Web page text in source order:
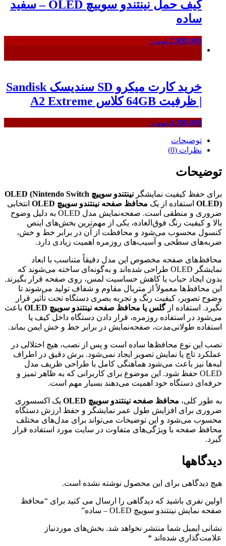
کیف حمل نینتندو سوییچ OLED – سفید
ساده
2,900,000 تومان
خرید کارت میکرو SD سندیسک Sandisk
| ظرفیت 64GB کلاس A2 Extreme
4,200,000 تومان
توضیحات
نظرات (0)
توضیحات
برای حفظ کیفیت نمایشگر
نینتندو سوییچ OLED (Nintendo Switch
OLED) استفاده از یک محافظ صفحه نینتندو سوییچ OLED
انتخابی
ضروری و منطقی است. صفحه‌نمایش مدل OLED به دلیل وضوح
بالا و کیفیت رنگ فوق‌العاده، یکی از مهم‌ترین بخش‌های اینص
کنسول محسوب می‌شود و محافظت از آن در برابر خط و خش،
ضربه‌های سطحی و آسیب‌های روزمره اهمیت زیادی دارد.
محافظ‌های صفحه مخصوص این مدل دقیقاً متناسب با ابعاد
نمایشگر OLED طراحی شده‌اند و به‌گونه‌ای ساخته می‌شوند که
بدون ایجاد حباب یا کاهش حساسیت لمس، روی صفحه قرار بگیرند.
این محافظ‌ها معمولاً از متریال مقاوم و شفاف تولید می‌شوند تا
وضوح تصویر، کیفیت رنگ و تجربه بصری دستگاه تحت تأثیر قرار
نگیرد. استفاده ازگلس یا محافظ صفحه نینتندو سوییچ OLED
باعث
می‌شود در استفاده روزمره، قرار دادن دستگاه داخل کیف یا
استفاده طولانی‌مدت، صفحه‌نمایش در برابر خط و خش ایمن بماند.
نصب این نوع محافظ‌ها ساده است و پس از نصب، هیچ اختلالی در
عملکرد تاچ یا نمایش تصویر ایجاد نمی‌شود. برش دقیق در اطراف
لبه‌ها نیز باعث می‌شود هماهنگی کامل با طراحی ظریف مدل
OLED حفظ شود. این موضوع برای کاربرانی که به ظاهر تمیز و
حرفه‌ای دستگاه خود اهمیت می‌دهند بسیار مهم است.
به طور کلی، محافظ صفحه نینتندو سوییچ OLED
یک اکسسوری
ضروری برای افزایش طول عمر نمایشگر و حفظ ارزش دستگاه
محسوب می‌شود و این توضیحات می‌تواند برای مدل‌های مختلف
محافظ صفحه با ویژگی‌های متفاوت در سایت مورد استفاده قرار
گیرد.
دیدگاهها
هیچ دیدگاهی برای این محصول نوشته نشده است.
اولین نفری باشید که دیدگاهی را ارسال می کنید برای “محافظ
صفحه نمایش نینتندو سوییچ OLED – ساده”
نشانی ایمیل شما منتشر نخواهد شد. بخش‌های موردنیاز
علامت‌گذاری شده‌اند *